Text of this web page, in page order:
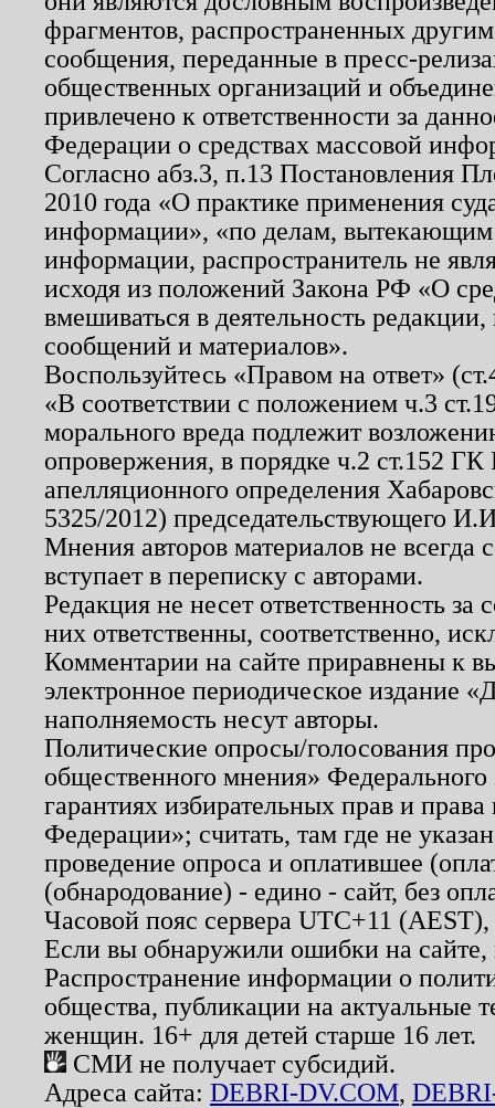
фрагментов, распространенных
сообщения, переданные в пресс-
общественных организаций и
привлечено к ответственности за
Федерации о средствах массовой
Согласно абз.3, п.13 Постановления
2010 года «О практике применения
информации», «по делам, вытекающим
информации, распространитель не
исходя из положений Закона РФ «О
вмешиваться в деятельность
сообщений и материалов».
Воспользуйтесь «Правом на ответ»
«В соответствии с положением ч.3
морального вреда подлежит
опровержения, в порядке ч.2 ст.152
апелляционного определения
5325/2012) председательствующего
Мнения авторов материалов не
вступает в переписку с авторами.
Редакция не несет ответственность
них ответственны, соответственно,
Комментарии на сайте приравнены к
электронное периодическое издание
наполняемость несут авторы.
Политические опросы/голосования
общественного мнения»
гарантиях избирательных прав и
Федерации»; считать, там где не
проведение опроса и оплатившее
(обнародование) - едино - сайт, без
Часовой пояс сервера UTC+11
Если вы обнаружили ошибки на
Распространение информации о
общества, публикации на актуальные
женщин. 16+ для детей старше 16 лет.
СМИ не получает субсидий.
Адреса сайта: DEBRI-DV.COM,